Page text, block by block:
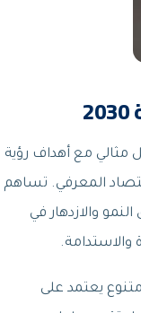
مثالي مع أهداف رؤية
الاقتصاد المعرفي. تساهم
والازدهار في
والاستدامة.
متنوع يعتمد على